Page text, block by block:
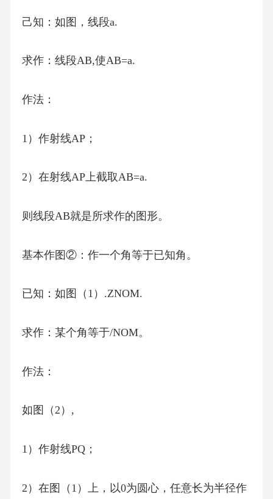
己知：如图，线段a.
求作：线段AB,使AB=a.
作法：
1）作射线AP；
2）在射线AP上截取AB=a.
则线段AB就是所求作的图形。
基本作图②：作一个角等于已知角。
已知：如图（1）.ZNOM.
求作：某个角等于/NOM。
作法：
如图（2）,
1）作射线PQ；
2）在图（1）上，以0为圆心，任意长为半径作